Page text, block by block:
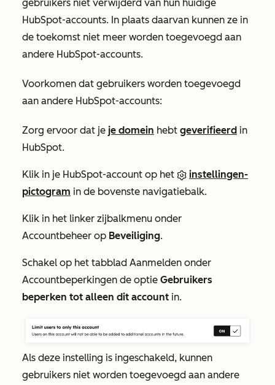
gebruikers niet verwijderd van hun huidige
HubSpot-accounts. In plaats daarvan kunnen ze in
de toekomst niet meer worden toegevoegd aan
andere HubSpot-accounts.
Voorkomen dat gebruikers worden toegevoegd
aan andere HubSpot-accounts:
Zorg ervoor dat je je domein hebt geverifieerd in
HubSpot.
Klik in je HubSpot-account op het
instellingen-
pictogram in de bovenste navigatiebalk.
Klik in het linker zijbalkmenu onder
Accountbeheer op Beveiliging.
Schakel op het tabblad Aanmelden onder
Accountbeperkingen de optie Gebruikers
beperken tot alleen dit account in.
Als deze instelling is ingeschakeld, kunnen
gebruikers niet worden toegevoegd aan andere